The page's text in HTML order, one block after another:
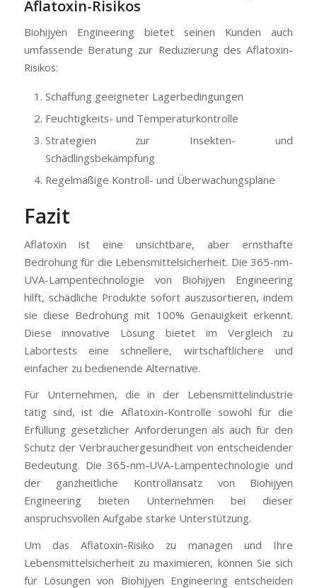
Aflatoxin-Risikos
Biohijyen Engineering bietet seinen Kunden auch
umfassende Beratung zur Reduzierung des Aflatoxin-
Risikos:
Schaffung geeigneter Lagerbedingungen
Feuchtigkeits- und Temperaturkontrolle
Strategien zur Insekten- und
Schädlingsbekämpfung
Regelmäßige Kontroll- und Überwachungspläne
Fazit
Aflatoxin ist eine unsichtbare, aber ernsthafte
Bedrohung für die Lebensmittelsicherheit. Die 365-nm-
UVA-Lampentechnologie von Biohijyen Engineering
hilft, schädliche Produkte sofort auszusortieren, indem
sie diese Bedrohung mit 100% Genauigkeit erkennt.
Diese innovative Lösung bietet im Vergleich zu
Labortests eine schnellere, wirtschaftlichere und
einfacher zu bedienende Alternative.
Für Unternehmen, die in der Lebensmittelindustrie
tätig sind, ist die Aflatoxin-Kontrolle sowohl für die
Erfüllung gesetzlicher Anforderungen als auch für den
Schutz der Verbrauchergesundheit von entscheidender
Bedeutung. Die 365-nm-UVA-Lampentechnologie und
der ganzheitliche Kontrollansatz von Biohijyen
Engineering bieten Unternehmen bei dieser
anspruchsvollen Aufgabe starke Unterstützung.
Um das Aflatoxin-Risiko zu managen und Ihre
Lebensmittelsicherheit zu maximieren, können Sie sich
für Lösungen von Biohijyen Engineering entscheiden